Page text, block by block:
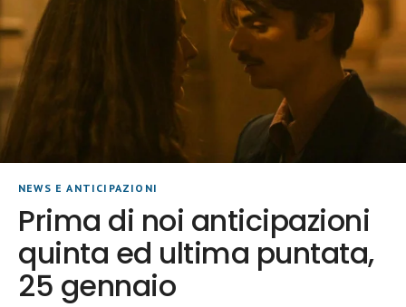
NEWS E ANTICIPAZIONI
Prima di noi anticipazioni
quinta ed ultima puntata,
25 gennaio